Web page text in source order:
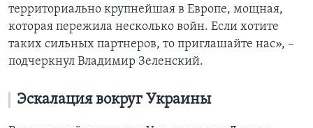
территориально крупнейшая в Европе, мощная,
которая пережила несколько войн. Если хотите
таких сильных партнеров, то приглашайте нас», –
подчеркнул Владимир Зеленский.
Эскалация вокруг Украины